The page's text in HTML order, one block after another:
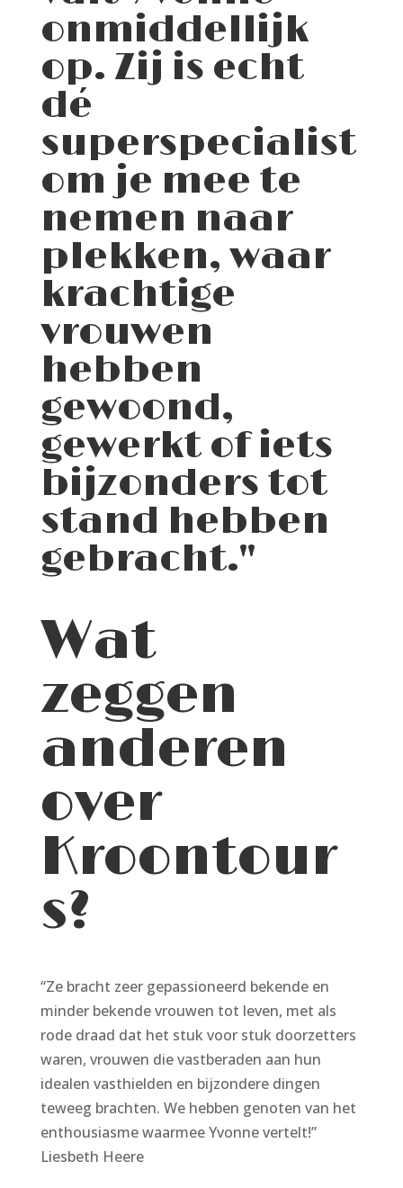
onmiddellijk
op. Zij is echt
dé
superspecialist
om je mee te
nemen naar
plekken, waar
krachtige
vrouwen
hebben
gewoond,
gewerkt of iets
bijzonders tot
stand hebben
gebracht."
Wat
zeggen
anderen
over
Kroontour
s?
“Ze bracht zeer gepassioneerd bekende en
minder bekende vrouwen tot leven, met als
rode draad dat het stuk voor stuk doorzetters
waren, vrouwen die vastberaden aan hun
idealen vasthielden en bijzondere dingen
teweeg brachten. We hebben genoten van het
enthousiasme waarmee Yvonne vertelt!”
Liesbeth Heere